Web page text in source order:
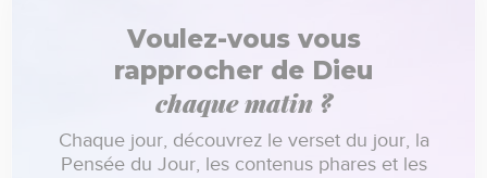
Voulez-vous vous
rapprocher de Dieu
chaque matin ?
Chaque jour, découvrez le verset du jour, la
Pensée du Jour, les contenus phares et les